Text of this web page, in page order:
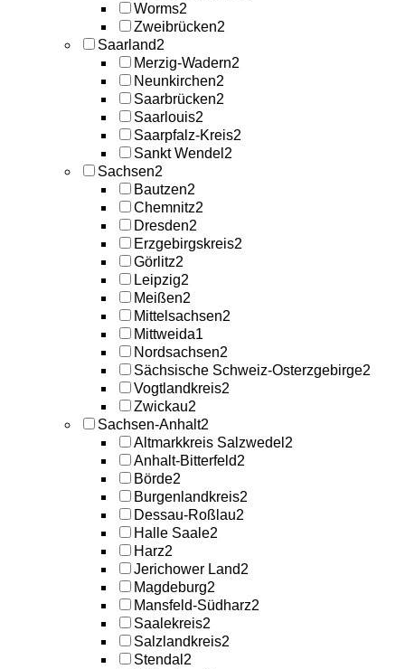
Worms2
Zweibrücken2
Saarland2
Merzig-Wadern2
Neunkirchen2
Saarbrücken2
Saarlouis2
Saarpfalz-Kreis2
Sankt Wendel 2
Sachsen2
Bautzen2
Chemnitz2
Dresden2
Erzgebirgskreis2
Görlitz2
Leipzig2
Meißen2
Mittelsachsen2
Mittweida1
Nordsachsen2
Sächsische Schweiz-Osterzgebirge2
Vogtlandkreis2
Zwickau2
Sachsen-Anhalt2
Altmarkkreis Salzwedel 2
Anhalt-Bitterfeld2
Börde2
Burgenlandkreis2
Dessau-Roßlau2
Halle Saale2
Harz2
Jerichower Land2
Magdeburg2
Mansfeld-Südharz2
Saalekreis2
Salzlandkreis2
Stendal 2